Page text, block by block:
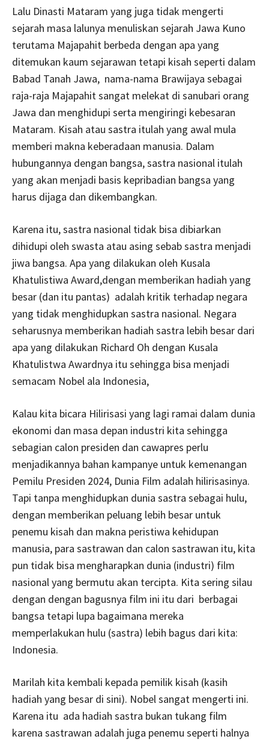
Lalu Dinasti Mataram yang juga tidak mengerti
sejarah masa lalunya menuliskan sejarah Jawa Kuno
terutama Majapahit berbeda dengan apa yang
ditemukan kaum sejarawan tetapi kisah seperti dalam
Babad Tanah Jawa, nama-nama Brawijaya sebagai
raja-raja Majapahit sangat melekat di sanubari orang
Jawa dan menghidupi serta mengiringi kebesaran
Mataram. Kisah atau sastra itulah yang awal mula
memberi makna keberadaan manusia. Dalam
hubungannya dengan bangsa, sastra nasional itulah
yang akan menjadi basis kepribadian bangsa yang
harus dijaga dan dikembangkan.
Karena itu, sastra nasional tidak bisa dibiarkan
dihidupi oleh swasta atau asing sebab sastra menjadi
jiwa bangsa. Apa yang dilakukan oleh Kusala
Khatulistiwa Award,dengan memberikan hadiah yang
besar (dan itu pantas) adalah kritik terhadap negara
yang tidak menghidupkan sastra nasional. Negara
seharusnya memberikan hadiah sastra lebih besar dari
apa yang dilakukan Richard Oh dengan Kusala
Khatulistwa Awardnya itu sehingga bisa menjadi
semacam Nobel ala Indonesia,
Kalau kita bicara Hilirisasi yang lagi ramai dalam dunia
ekonomi dan masa depan industri kita sehingga
sebagian calon presiden dan cawapres perlu
menjadikannya bahan kampanye untuk kemenangan
Pemilu Presiden 2024, Dunia Film adalah hilirisasinya.
Tapi tanpa menghidupkan dunia sastra sebagai hulu,
dengan memberikan peluang lebih besar untuk
penemu kisah dan makna peristiwa kehidupan
manusia, para sastrawan dan calon sastrawan itu, kita
pun tidak bisa mengharapkan dunia (industri) film
nasional yang bermutu akan tercipta. Kita sering silau
dengan dengan bagusnya film ini itu dari berbagai
bangsa tetapi lupa bagaimana mereka
memperlakukan hulu (sastra) lebih bagus dari kita:
Indonesia.
Marilah kita kembali kepada pemilik kisah (kasih
hadiah yang besar di sini). Nobel sangat mengerti ini.
Karena itu ada hadiah sastra bukan tukang film
karena sastrawan adalah juga penemu seperti halnya